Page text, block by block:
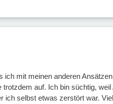
ich mit meinen anderen
auf. Ich bin süchtig,
ich selbst etwas zerstört war.